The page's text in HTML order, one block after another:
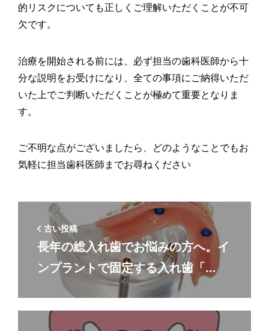
的リスクについても正しくご理解いただくことが不可
欠です。
治療を開始される前には、必ず担当の歯科医師から十
分な説明をお受けになり、全ての事項にご納得いただ
いた上でご判断いただくことが極めて重要となりま
す。
ご不明な点がございましたら、どのようなことでもお
気軽に担当歯科医師までお尋ねください
古い投稿
長年の総入れ歯でお悩みの方へ。イ
ンプラントで固定する入れ歯「…